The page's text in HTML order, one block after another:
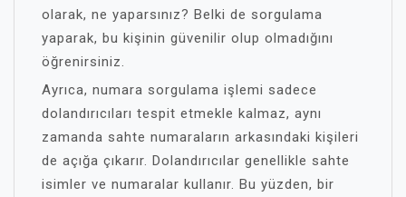
olarak, ne yaparsınız? Belki de sorgulama
yaparak, bu kişinin güvenilir olup olmadığını
öğrenirsiniz.
Ayrıca, numara sorgulama işlemi sadece
dolandırıcıları tespit etmekle kalmaz, aynı
zamanda sahte numaraların arkasındaki kişileri
de açığa çıkarır. Dolandırıcılar genellikle sahte
isimler ve numaralar kullanır. Bu yüzden, bir